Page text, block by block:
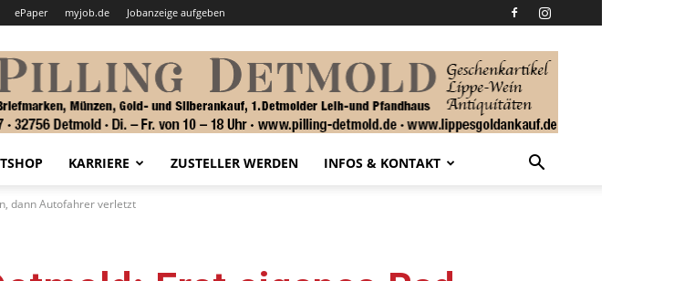
ePaper myjob.de Jobanzeige aufgeben
KARRIERE ZUSTELLER WERDEN INFOS & KONTAKT
dann Autofahrer verletzt